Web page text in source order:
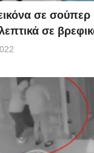
σε σούπερ
σε